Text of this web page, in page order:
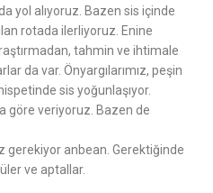
yol alıyoruz. Bazen sis içinde
rotada ilerliyoruz. Enine
tahmin ve ihtimale
da var. Önyargılarımız, peşin
sis yoğunlaşıyor.
göre veriyoruz. Bazen de
gerekiyor anbean. Gerektiğinde
ve aptallar.